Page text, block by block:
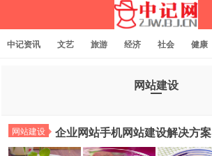
中记资讯 文艺 旅游 经济 社会 健康
网站建设
网站建设 企业网站手机网站建设解决方案